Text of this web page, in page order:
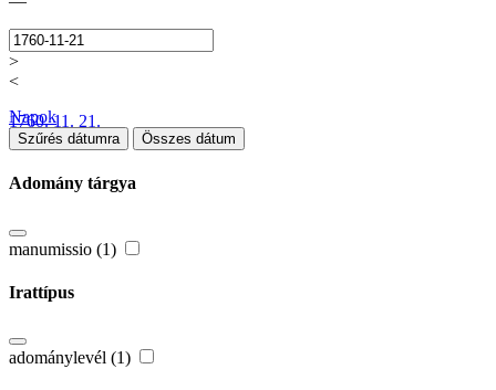
>
<
1760. 11. 21.
Napok
Szűrés dátumra Összes dátum
Adomány tárgya
manumissio (1)
Irattípus
adománylevél (1)